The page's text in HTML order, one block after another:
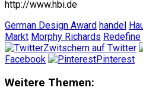
http://www.hbi.de
German Design Award handel
Markt Morphy Richards Redefine
Zwitschern auf Twitter
Facebook
Pinterest
Weitere Themen: